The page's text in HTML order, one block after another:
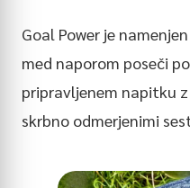
Goal Power je
med naporom poseči
pripravljenem napitku
skrbno odmerjenimi